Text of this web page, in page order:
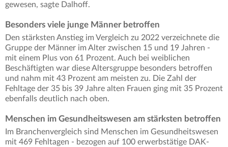
gewesen, sagte Dalhoff.
Besonders viele junge Männer betroffen
Den stärksten Anstieg im Vergleich zu 2022 verzeichnete die
Gruppe der Männer im Alter zwischen 15 und 19 Jahren -
mit einem Plus von 61 Prozent. Auch bei weiblichen
Beschäftigten war diese Altersgruppe besonders betroffen
und nahm mit 43 Prozent am meisten zu. Die Zahl der
Fehltage der 35 bis 39 Jahre alten Frauen ging mit 35 Prozent
ebenfalls deutlich nach oben.
Menschen im Gesundheitswesen am stärksten betroffen
Im Branchenvergleich sind Menschen im Gesundheitswesen
mit 469 Fehltagen - bezogen auf 100 erwerbstätige DAK-